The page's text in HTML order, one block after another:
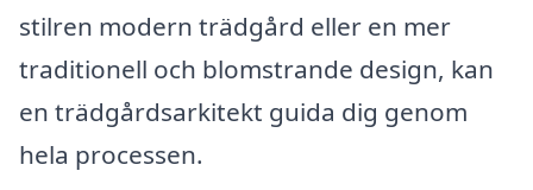
stilren modern trädgård eller en mer
traditionell och blomstrande design, kan
en trädgårdsarkitekt guida dig genom
hela processen.